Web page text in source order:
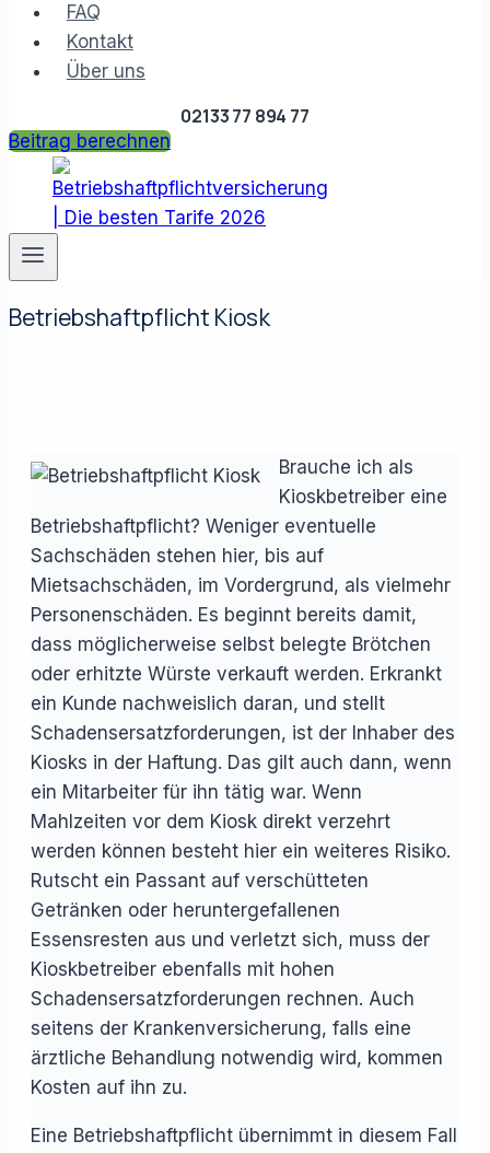
FAQ
Kontakt
Über uns
02133 77 894 77
Beitrag berechnen
Betriebshaftpflicht Kiosk
Brauche ich als
Kioskbetreiber eine
Betriebshaftpflicht? Weniger eventuelle
Sachschäden stehen hier, bis auf
Mietsachschäden, im Vordergrund, als vielmehr
Personenschäden. Es beginnt bereits damit,
dass möglicherweise selbst belegte Brötchen
oder erhitzte Würste verkauft werden. Erkrankt
ein Kunde nachweislich daran, und stellt
Schadensersatzforderungen, ist der Inhaber des
Kiosks in der Haftung. Das gilt auch dann, wenn
ein Mitarbeiter für ihn tätig war. Wenn
Mahlzeiten vor dem Kiosk direkt verzehrt
werden können besteht hier ein weiteres Risiko.
Rutscht ein Passant auf verschütteten
Getränken oder heruntergefallenen
Essensresten aus und verletzt sich, muss der
Kioskbetreiber ebenfalls mit hohen
Schadensersatzforderungen rechnen. Auch
seitens der Krankenversicherung, falls eine
ärztliche Behandlung notwendig wird, kommen
Kosten auf ihn zu.
Eine Betriebshaftpflicht übernimmt in diesem Fall